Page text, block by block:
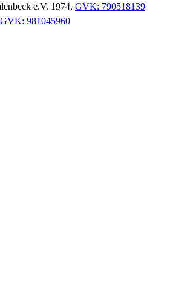
e.V. 1974, GVK: 790518139
GVK: 981045960